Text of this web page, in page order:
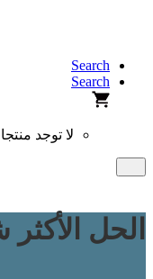
Search
Search
لا توجد
الحل